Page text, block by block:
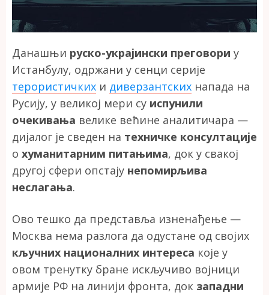
Данашњи руско-украјински преговори у
Истанбулу, одржани у сенци серије
терористичких и диверзантских напада на
Русију, у великој мери су испунили
очекивања велике већине аналитичара —
дијалог је сведен на техничке консултације
о хуманитарним питањима, док у свакој
другој сфери опстају непомирљива
неслагања.
Ово тешко да представља изненађење —
Москва нема разлога да одустане од својих
кључних националних интереса које у
овом тренутку бране искључиво војници
армије РФ на линији фронта, док западни